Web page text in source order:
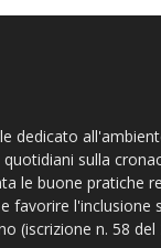
dedicato
sulla
le buone pratiche
favorire l'inclusione
(iscrizione n. 58 del